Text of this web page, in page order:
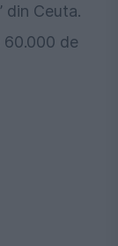
din Ceuta.
de